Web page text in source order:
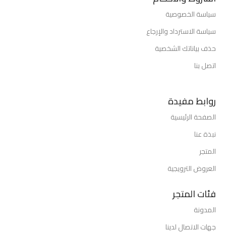
سياسة الخصوصية
سياسة الاسترداد والإرجاع
حذف بياناتك الشخصية
اتصل بنا
روابط مفيدة
الصفحة الرئيسية
نبذة عنا
المتجر
العروض الترويجية
فئات المتجر
المدونة
جهات الاتصال لدينا